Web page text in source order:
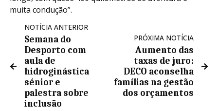
muita condução”.
NOTÍCIA ANTERIOR
Semana do
Desporto com
aula de
hidroginástica
sénior e
palestra sobre
inclusão
PRÓXIMA NOTÍCIA
Aumento das
taxas de juro:
DECO aconselha
famílias na gestão
dos orçamentos